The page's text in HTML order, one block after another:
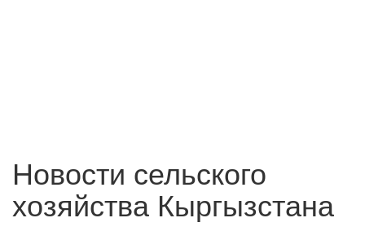
Новости сельского
хозяйства Кыргызстана